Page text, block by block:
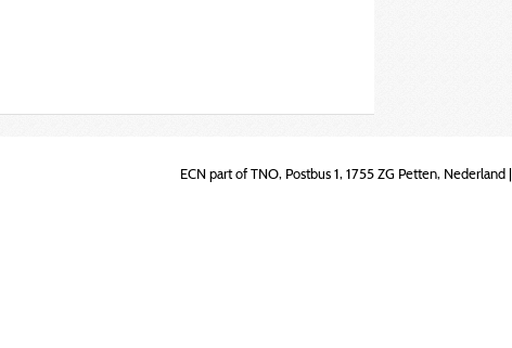
ECN part of TNO, Postbus 1, 1755 ZG Petten, Nederland |